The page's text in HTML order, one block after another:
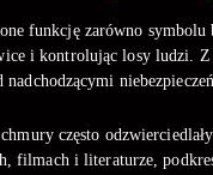
funkcję zarówno
i kontrolując losy ludzi.
często
filmach i literaturze,